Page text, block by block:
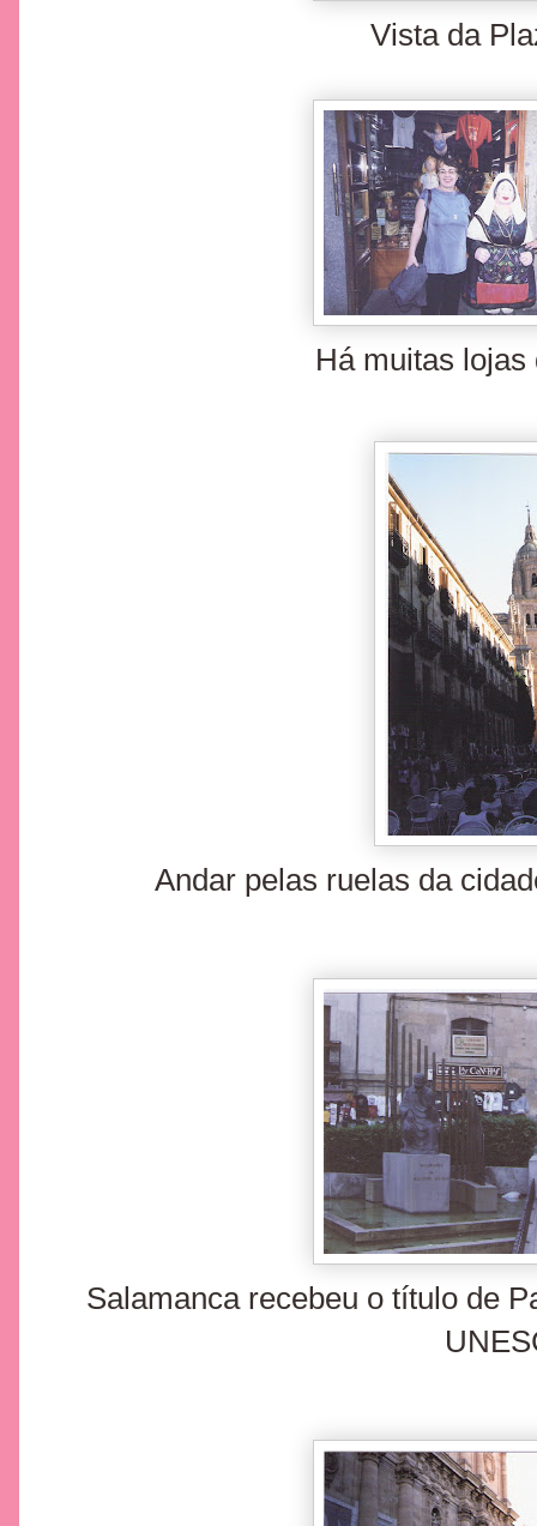
Vista da
Há muitas
Andar pelas ruelas da
Salamanca recebeu o título de